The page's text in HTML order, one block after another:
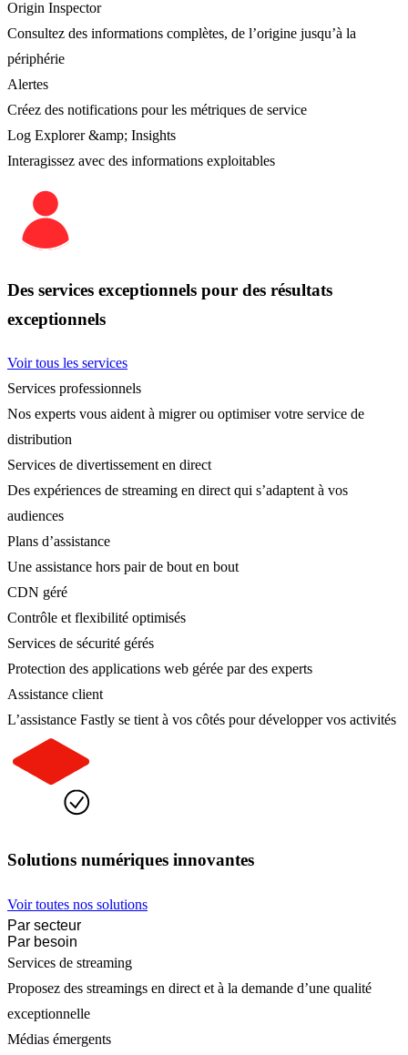
Origin Inspector
Consultez des informations complètes, de l’origine jusqu’à la
périphérie
Alertes
Créez des notifications pour les métriques de service
Log Explorer &amp; Insights
Interagissez avec des informations exploitables
Des services exceptionnels pour des résultats
exceptionnels
Voir tous les services
Services professionnels
Nos experts vous aident à migrer ou optimiser votre service de
distribution
Services de divertissement en direct
Des expériences de streaming en direct qui s’adaptent à vos
audiences
Plans d’assistance
Une assistance hors pair de bout en bout
CDN géré
Contrôle et flexibilité optimisés
Services de sécurité gérés
Protection des applications web gérée par des experts
Assistance client
L’assistance Fastly se tient à vos côtés pour développer vos activités
Solutions numériques innovantes
Voir toutes nos solutions
Par secteur
Par besoin
Services de streaming
Proposez des streamings en direct et à la demande d’une qualité
exceptionnelle
Médias émergents